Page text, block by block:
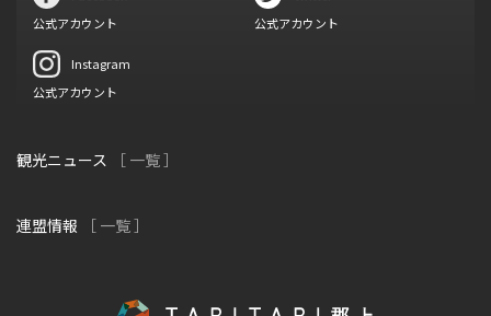
公式アカウント
公式アカウント
Instagram
公式アカウント
観光ニュース ［ 一覧 ］
連盟情報 ［ 一覧 ］